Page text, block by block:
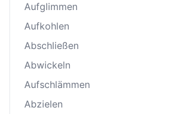
Aufglimmen
Aufkohlen
Abschließen
Abwickeln
Aufschlämmen
Abzielen